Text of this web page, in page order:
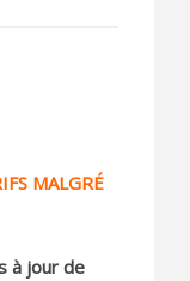
MALGRÉ
à jour de